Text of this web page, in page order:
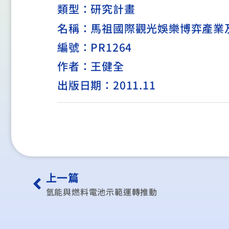
類型：研究計畫
名稱：馬祖國際觀光娛樂博弈產業
編號：PR1264
作者：王健全
出版日期：2011.11
上一篇
氫能與燃料電池示範運轉推動